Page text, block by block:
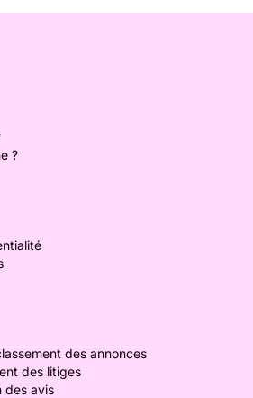
?
des annonces
des litiges
des avis